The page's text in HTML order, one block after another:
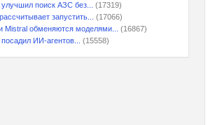
поиск АЗС без...
(17319)
запустить...
(17066)
Mistral обменяются моделями...
(16867)
ИИ-агентов...
(15558)